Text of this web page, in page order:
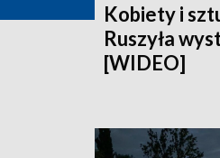
Kobiety i
Ruszyła
[WIDEO]